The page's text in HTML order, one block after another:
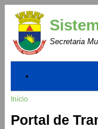
Secretaria
Início
Portal de